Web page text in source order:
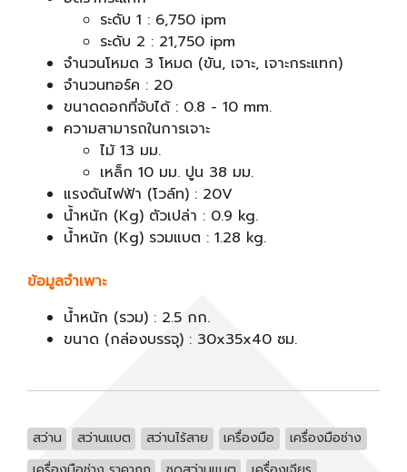
ระดับ 1 : 6,750 ipm
ระดับ 2 : 21,750 ipm
จำนวนโหมด 3 โหมด (ขัน, เจาะ, เจาะกระแทก)
จำนวนทอร์ค : 20
ขนาดดอกที่จับได้ : 0.8 - 10 mm.
ความสามารถในการเจาะ
ไม้ 13 มม.
เหล็ก 10 มม. ปูน 38 มม.
แรงดันไฟฟ้า (โวล์ท) : 20V
น้ำหนัก (Kg) ตัวเปล่า : 0.9 kg.
น้ำหนัก (Kg) รวมแบต : 1.28 kg.
ข้อมูลจำเพาะ
น้ำหนัก (รวม) : 2.5 กก.
ขนาด (กล่องบรรจุ) : 30x35x40 ซม.
สว่าน สว่านแบต สว่านไร้สาย เครื่องมือ
เครื่องมือช่าง